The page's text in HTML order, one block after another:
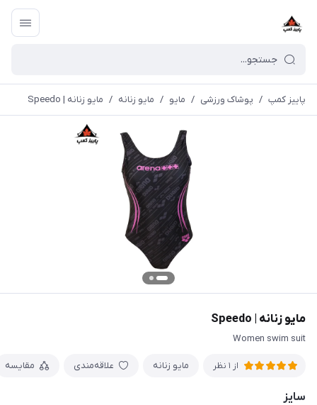
پاییز کمپ / پوشاک ورزشی / مايو / مایو زنانه / مایو زنانه | Speedo
مایو زنانه | Speedo
Women swim suit
از 1 نظر مایو زنانه علاقه‌مندی مقایسه
سایز